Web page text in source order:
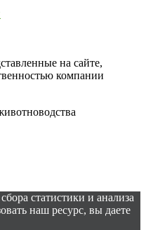
на сайте,
компании
статистики и анализа
наш ресурс, вы даете